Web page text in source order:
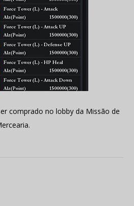
comprado no lobby da Missão de